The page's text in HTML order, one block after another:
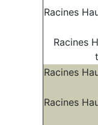
Racines
Racines
Racines
Racines